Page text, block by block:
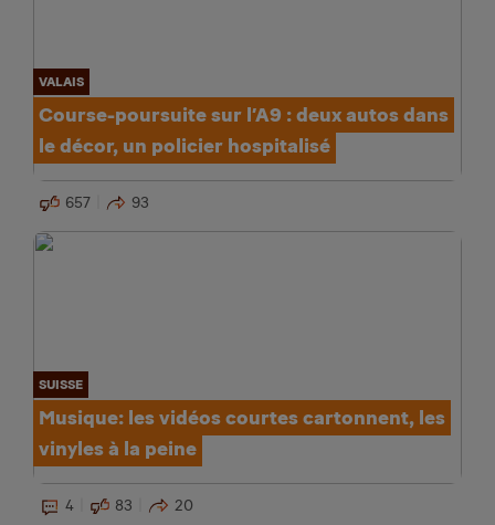
VALAIS
Course-poursuite sur l’A9 : deux autos dans
le décor, un policier hospitalisé
657 93
SUISSE
Musique: les vidéos courtes cartonnent, les
vinyles à la peine
4 83 20